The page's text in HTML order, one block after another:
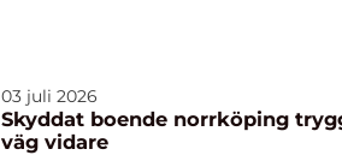
03 juli 2026
Skyddat boende norrköping trygghet, struktur och
väg vidare